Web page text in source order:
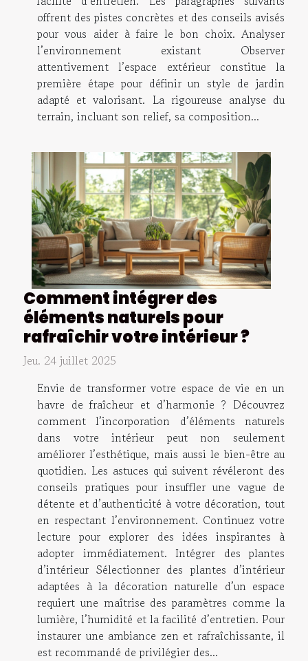
offrent des pistes concrètes et des conseils avisés
pour vous aider à faire le bon choix. Analyser
l’environnement existant Observer
attentivement l’espace extérieur constitue la
première étape pour définir un style de jardin
adapté et valorisant. La rigoureuse analyse du
terrain, incluant son relief, sa composition...
Comment intégrer des
éléments naturels pour
rafraîchir votre intérieur ?
Jeu. 24 juillet 2025
Envie de transformer votre espace de vie en un
havre de fraîcheur et d’harmonie ? Découvrez
comment l’incorporation d’éléments naturels
dans votre intérieur peut non seulement
améliorer l’esthétique, mais aussi le bien-être au
quotidien. Les astuces qui suivent révéleront des
conseils pratiques pour insuffler une vague de
détente et d’authenticité à votre décoration, tout
en respectant l’environnement. Continuez votre
lecture pour explorer des idées inspirantes à
adopter immédiatement. Intégrer des plantes
d’intérieur Sélectionner des plantes d’intérieur
adaptées à la décoration naturelle d’un espace
requiert une maîtrise des paramètres comme la
lumière, l’humidité et la facilité d’entretien. Pour
instaurer une ambiance zen et rafraîchissante, il
est recommandé de privilégier des...